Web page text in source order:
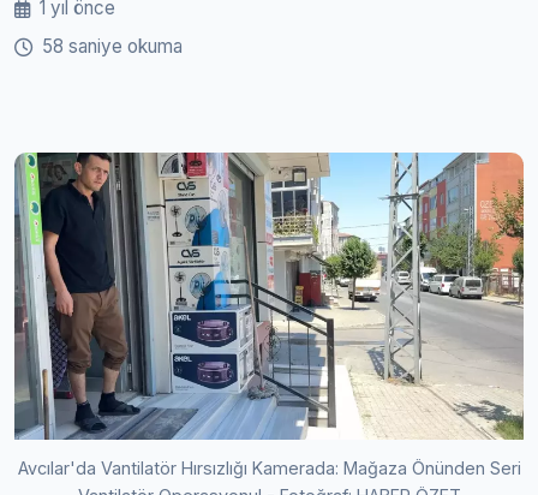
1 yıl önce
58 saniye okuma
Avcılar'da Vantilatör Hırsızlığı Kamerada: Mağaza Önünden Seri